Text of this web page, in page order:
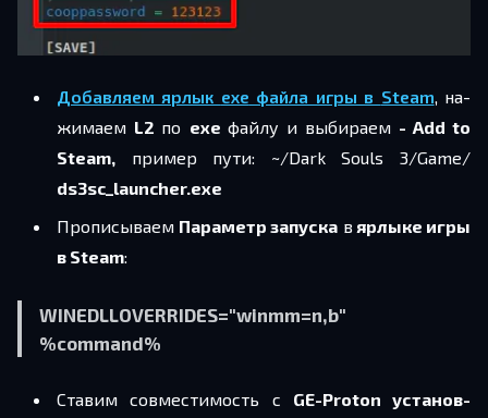
До­бав­ля­ем ярлык exe файла игры в Steam, на­
жи­ма­ем L2 по exe файлу и вы­би­ра­ем - Add to
Steam, при­мер пути: ~/​Dark Souls 3/​Game/​
ds3sc_launcher.exe
Про­пи­сы­ва­ем Па­ра­метр за­пус­ка в яр­лы­ке игры
в Steam:
WINEDLLOVERRIDES="winmm=n,b"
%command%
Ста­вим сов­ме­сти­мость с GE-Proton уста­нов­